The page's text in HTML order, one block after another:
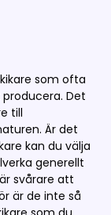
som ofta
Det
till
Är det
kan du välja
generellt
svårare att
är de inte så